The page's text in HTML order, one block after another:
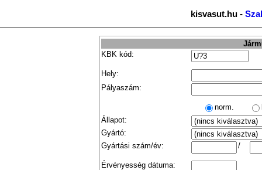
kisvasut.hu -
KBK kód:
Hely:
Pályaszám:
norm.
Állapot:
Gyártó:
Gyártási szám/év:
/
Érvényesség dátuma: